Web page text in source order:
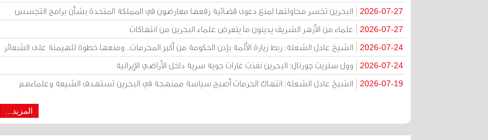
2026-07-27 البحرين تخسر محاولتها لمنع دعوى قضائية رفعها معارضون في المملكة المتحدة بشأن برامج التجسس
2026-07-27 علماء من الأزهر الشريف يدينون ما يتعرض علماء البحرين من انتهاكات
2026-07-24 الشيخ عادل الشعلة: ربط زيارة الأئمة بإذن الحكومة من أكبر المحرمات.. ومنعها خطوة للهيمنة على الشعائر
2026-07-24 وول ستريت جورنال: البحرين نفذت غارات جوية سرية داخل الأراضي الإيرانية
2026-07-19 الشيخ عادل الشعلة: انتهاك الحرمات أصبح سياسة ممنهجة في البحرين تستهدف الشيعة وعلماءهم
المزيد...